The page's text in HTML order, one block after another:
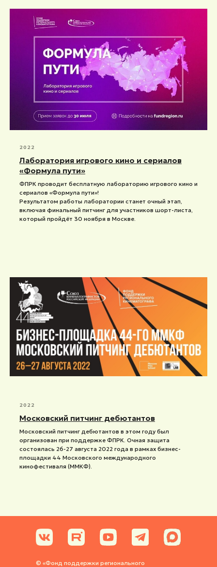
2022
Лаборатория игрового кино и сериалов
«Формула пути»
ФПРК проводит бесплатную лабораторию игрового кино и
сериалов «Формула пути»!
Результатом работы лаборатории станет очный этап,
включая финальный питчинг для участников шорт-листа,
который пройдёт 30 ноября в Москве.
2022
Московский питчинг дебютантов
Московский питчинг дебютантов в этом году был
организован при поддержке ФПРК. Очная защита
состоялась 26-27 августа 2022 года в рамках бизнес-
площадки 44 Московского международного
кинофестиваля (ММКФ).
© «Фонд поддержки регионального